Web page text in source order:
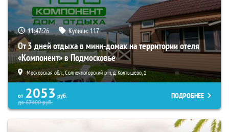
11:47:25 Купили: 117
От 3 дней отдыха в мини-домах на территории отеля
«Компонент» в Подмосковье
Московская обл., Солнечногорский р-н, д. Колтышево, 1
от 2053 руб.
до67400руб.
ПОДРОБНЕЕ